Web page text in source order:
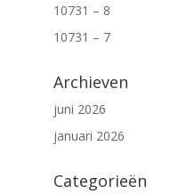
10731 – 8
10731 – 7
Archieven
juni 2026
januari 2026
Categorieën